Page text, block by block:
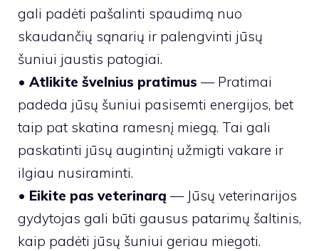
gali padėti pašalinti spaudimą nuo
skaudančių sąnarių ir palengvinti jūsų
šuniui jaustis patogiai.
• Atlikite švelnius pratimus — Pratimai
padeda jūsų šuniui pasisemti energijos, bet
taip pat skatina ramesnį miegą. Tai gali
paskatinti jūsų augintinį užmigti vakare ir
ilgiau nusiraminti.
• Eikite pas veterinarą — Jūsų veterinarijos
gydytojas gali būti gausus patarimų šaltinis,
kaip padėti jūsų šuniui geriau miegoti.